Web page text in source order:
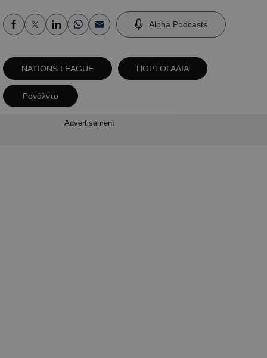
Alpha Podcasts
NATIONS LEAGUE ΠΟΡΤΟΓΑΛΙΑ
Ρονάλντο
Advertisement